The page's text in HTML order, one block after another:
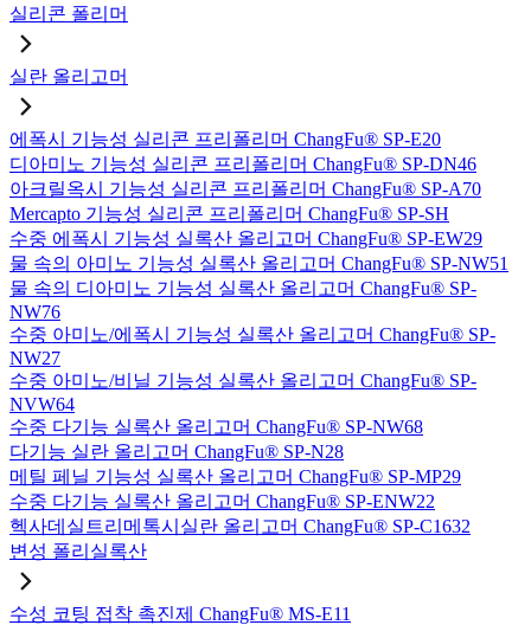
실리콘 폴리머
실란 올리고머
에폭시 기능성 실리콘 프리폴리머 ChangFu® SP-E20
디아미노 기능성 실리콘 프리폴리머 ChangFu® SP-DN46
아크릴옥시 기능성 실리콘 프리폴리머 ChangFu® SP-A70
Mercapto 기능성 실리콘 프리폴리머 ChangFu® SP-SH
수중 에폭시 기능성 실록산 올리고머 ChangFu® SP-EW29
물 속의 아미노 기능성 실록산 올리고머 ChangFu® SP-NW51
물 속의 디아미노 기능성 실록산 올리고머 ChangFu® SP-
NW76
수중 아미노/에폭시 기능성 실록산 올리고머 ChangFu® SP-
NW27
수중 아미노/비닐 기능성 실록산 올리고머 ChangFu® SP-
NVW64
수중 다기능 실록산 올리고머 ChangFu® SP-NW68
다기능 실란 올리고머 ChangFu® SP-N28
메틸 페닐 기능성 실록산 올리고머 ChangFu® SP-MP29
수중 다기능 실록산 올리고머 ChangFu® SP-ENW22
헥사데실트리메톡시실란 올리고머 ChangFu® SP-C1632
변성 폴리실록산
수성 코팅 접착 촉진제 ChangFu® MS-E11